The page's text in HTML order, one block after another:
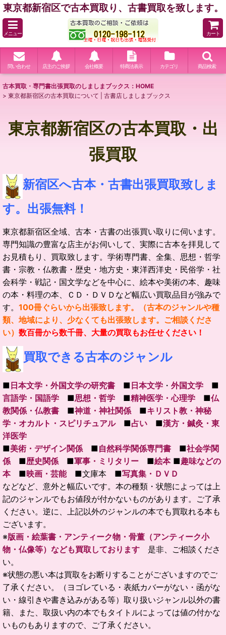
東京都新宿区で古本買取り、古書買取を致します。
メニュー カート
問い合わせ 店主のご挨拶 会社概要 特商法表示 カテゴリ 商品検索
古本買取・専門書出張買取のしましまブックス：HOME
> 東京都新宿区の古本買取について | 古書店しましまブックス
東京都新宿区の古本買取・出
張買取
新宿区へ古本・古書出張買取致しま
す。出張無料！
東京都新宿区全域、古本・古書の出張買い取りに伺います。
専門知識の豊富な店主がお伺いして、実際に古本を拝見して
お見積もり、買取致します。 学術専門書、全集、思想・哲学
書・宗教・仏教書・歴史・地方史・東洋西洋史・民俗学・社
会科学・戦記・国文学などを中心に、絵本や美術の本、趣味
の本・料理の本、ＣＤ・ＤＶＤなど幅広い買取品目が強みで
す。 100冊ぐらいから出張致します。
（古本のジャンルや種
類、地域により、少なくても出張致します。ご相談くださ
い） 数百冊から数千冊、大量の買取もお任せください！
買取できる古本のジャンル
■日本文学・外国文学の研究書 ■日本文学 ・ 外国文学 ■
言語学・国語学 ■思想・哲学 ■精神医学・心理学 ■仏
教関係・仏教書 ■神道・神社関係 ■キリスト教・神秘
学・オカルト・スピリチュアル■占い ■漢方・鍼灸・東
洋医学
■美術・デザイン関係 ■自然科学関係専門書 ■社会学関
係 ■歴史関係 ■軍事・ミリタリー ■絵本■趣味などの
本■映画・芸能■文庫本 ■写真集・ＤＶＤ
などなど、意外と幅広いです。本の種類・状態によっては上
記のジャンルでもお値段が付かないものがあります。ご了承
ください。逆に、上記以外のジャンルの本でも買取れる本も
ございます。
※版画・絵葉書・アンティーク物・骨董（アンティーク小
物・仏像等）なども買取しております 是非、ご相談くださ
い。
※状態の悪い本は買取をお断りすることがございますのでご
了承ください。（ヨゴレている・表紙カバーがない・函がな
い・線引きや書き込みがある等）取り扱いジャンル以外の書
籍、また、取扱い内の本でもタイトルによっては値の付かな
いものもありますので、ご了承ください。